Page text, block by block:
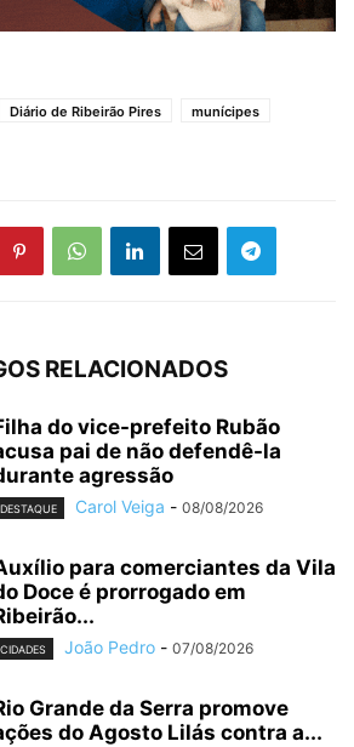
Diário de Ribeirão Pires
munícipes
RELACIONADOS
do vice-prefeito Rubão
pai de não defendê-la
agressão
DESTAQUE Carol Veiga - 08/08/2026
para comerciantes da Vila
Doce é prorrogado em
CIDADES João Pedro - 07/08/2026
Grande da Serra promove
do Agosto Lilás contra a...